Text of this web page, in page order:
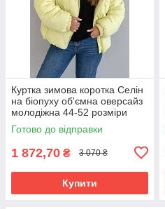
Куртка зимова коротка Селін
на біопуху об'ємна оверсайз
молодіжна 44-52 розміри
лимонна
Готово до відправки
1 872,70 ₴ 3 070 ₴
Купити